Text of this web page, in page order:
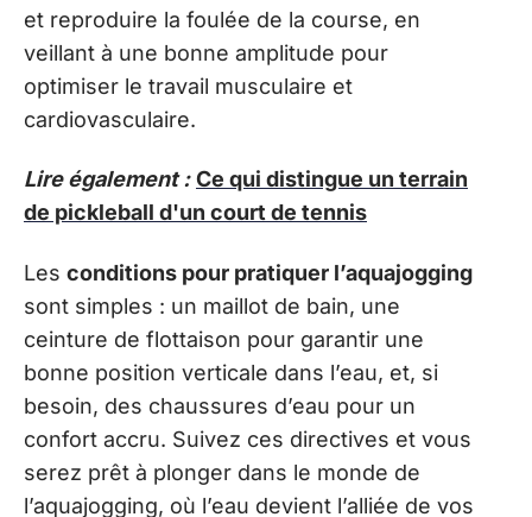
et reproduire la foulée de la course, en
veillant à une bonne amplitude pour
optimiser le travail musculaire et
cardiovasculaire.
Lire également : Ce qui distingue un terrain
de pickleball d'un court de tennis
Les conditions pour pratiquer l’aquajogging
sont simples : un maillot de bain, une
ceinture de flottaison pour garantir une
bonne position verticale dans l’eau, et, si
besoin, des chaussures d’eau pour un
confort accru. Suivez ces directives et vous
serez prêt à plonger dans le monde de
l’aquajogging, où l’eau devient l’alliée de vos